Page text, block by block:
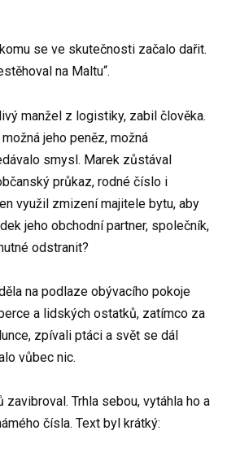
se ve skutečnosti začalo dařit.
na Maltu“.
manžel z logistiky, zabil člověka.
jeho peněz, možná
smysl. Marek zůstával
průkaz, rodné číslo i
využil zmizení majitele bytu, aby
jeho obchodní partner, společník,
odstranit?
na podlaze obývacího pokoje
a lidských ostatků, zatímco za
zpívali ptáci a svět se dál
vůbec nic.
Trhla sebou, vytáhla ho a
čísla. Text byl krátký: